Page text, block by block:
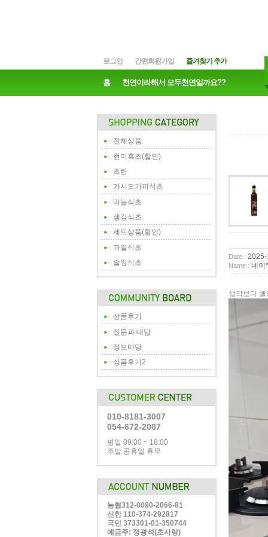
로그인 간편회원가입 즐겨찾기 추가
홈 천연이라해서 모두천연일까요??
전체상품
현미흑초(할인)
초란
가시오가피식초
마늘식초
생강식초
세트상품(할인)
과일식초
솔잎식초
상품후기
질문과 대답
정보마당
상품후기2
010-8181-3007
054-672-2007
평일 09:00 ~ 18:00
주말 공휴일 휴무
농협312-0090-2066-81
신한 110-374-292817
국민 373301-01-350744
예금주: 정광석(초사랑)
Date :
Name : 네이
생각보다